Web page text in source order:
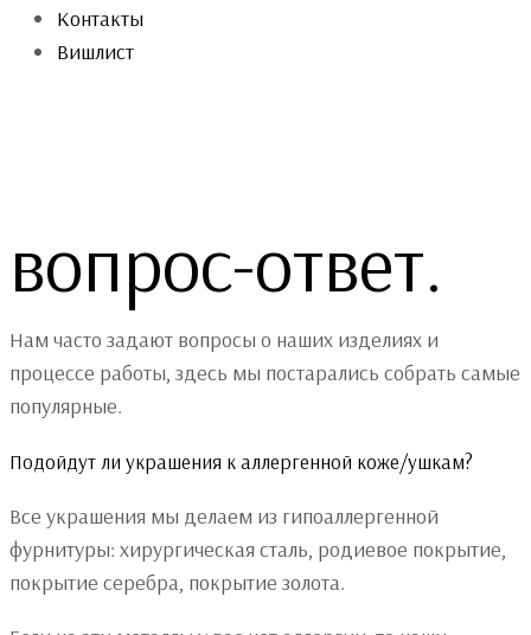
Контакты
Вишлист
вопрос-ответ.
Нам часто задают вопросы о наших изделиях и
процессе работы, здесь мы постарались собрать самые
популярные.
Подойдут ли украшения к аллергенной коже/ушкам?
Все украшения мы делаем из гипоаллергенной
фурнитуры: хирургическая сталь, родиевое покрытие,
покрытие серебра, покрытие золота.